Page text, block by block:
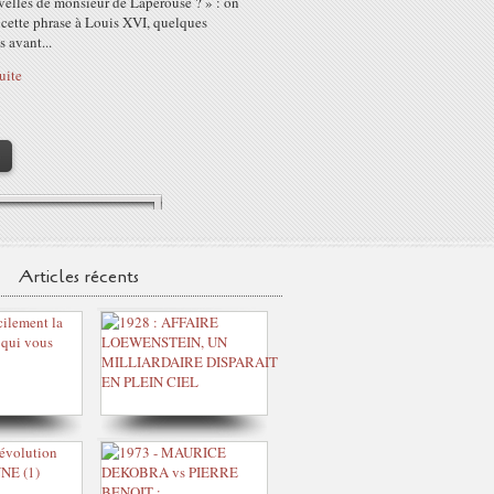
phrase à Louis XVI, quelques
avant...
Articles récents